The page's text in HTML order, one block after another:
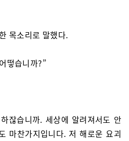
목소리로 말했다.
떻습니까?”
잖습니까. 세상에 알려져서도 안
마찬가지입니다. 저 해로운 요괴